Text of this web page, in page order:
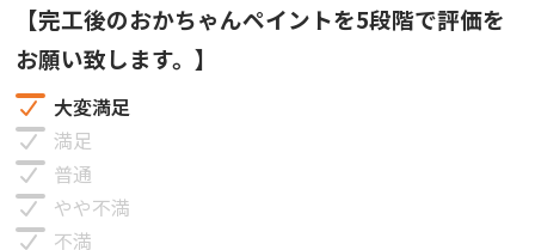
【完工後のおかちゃんペイントを5段階で評価を
お願い致します。】
大変満足
満足
普通
やや不満
不満